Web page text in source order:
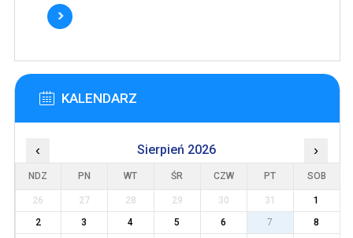
KALENDARZ
‹ Sierpień 2026 ›
NDZ PN WT ŚR CZW PT SOB
26 27 28 29 30 31
1
2
3 4 5 6 7
8